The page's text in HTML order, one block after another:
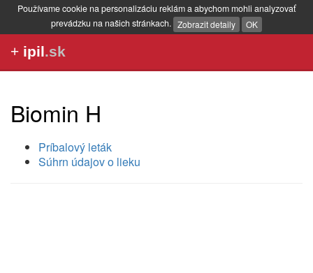
Používame cookie na personalizáciu reklám a abychom mohli analyzovať
prevádzku na našich stránkach. Zobrazit detaily OK
+ ipil.sk
Biomin H
Príbalový leták
Súhrn údajov o lieku